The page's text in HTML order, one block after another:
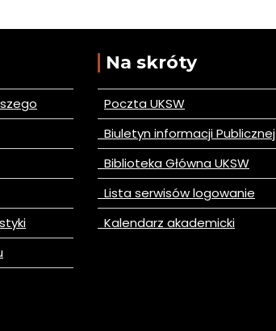
Na skróty
Poczta UKSW
Biuletyn informacji Publicznej
Biblioteka Główna UKSW
Lista serwisów logowanie
Kalendarz akademicki